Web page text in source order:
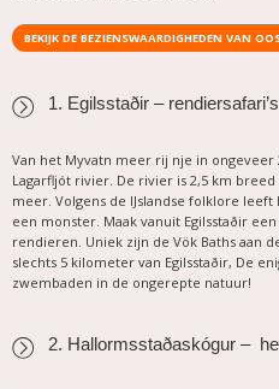
BEKIJK DE BEZIENSWAARDIGHEDEN VAN
1. Egilsstaðir – rendiersafari’s
Van het Myvatn meer rij nje in ongeveer
Lagarfljót rivier. De rivier is 2,5 km
meer. Volgens de IJslandse folklore
een monster. Maak vanuit Egilsstaðir
rendieren. Uniek zijn de Vök Baths aan
slechts 5 kilometer van Egilsstaðir, De
zwembaden in de ongerepte natuur!
2. Hallormsstaðaskógur –